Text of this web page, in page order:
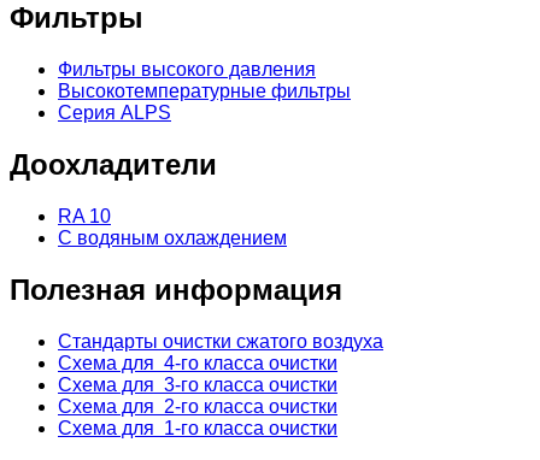
Фильтры
Фильтры высокого давления
Высокотемпературные фильтры
Серия ALPS
Доохладители
RA 10
С водяным охлаждением
Полезная информация
Стандарты очистки сжатого воздуха
Схема для 4-го класса очистки
Схема для 3-го класса очистки
Схема для 2-го класса очистки
Схема для 1-го класса очистки